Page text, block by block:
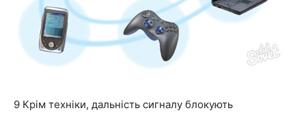
9 Крім техніки, дальність сигналу блокують